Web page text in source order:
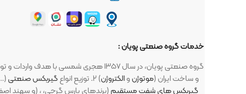
خدمات گروه صنعتی پویان :
گروه صنعتی پویان، در سال ۱۳۵۷ هجری شمسی با هدف واردات و توزیع لوازم صنعتی و کشاورزی تاسیس گردید ، این لوازم : ۱. انواع
و ... ) ساخت اروپا (زیمنس، ABB، مارلی و ...) و ساخت ایران (موتوژنوالکتروژن) ۲. توزیع انواع
گیربکس صنعتی
(برند میلانو، TS، KS، TAILI و سهند اصفهان) ، گیربکس های شفت مستقیم(برندهای پارس گرجی،